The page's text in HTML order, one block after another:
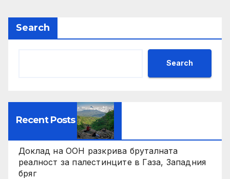
Search
Search
Recent Posts
Доклад на ООН разкрива бруталната
реалност за палестинците в Газа, Западния
бряг